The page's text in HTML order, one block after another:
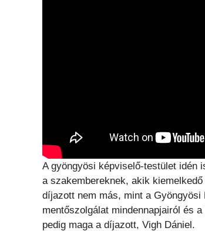
A gyöngyösi képviselő-testület idén
a szakembereknek, akik
díjazott nem más, mint a
mentőszolgálat mindennapjairól és
pedig maga a díjazott, Vigh Dániel.